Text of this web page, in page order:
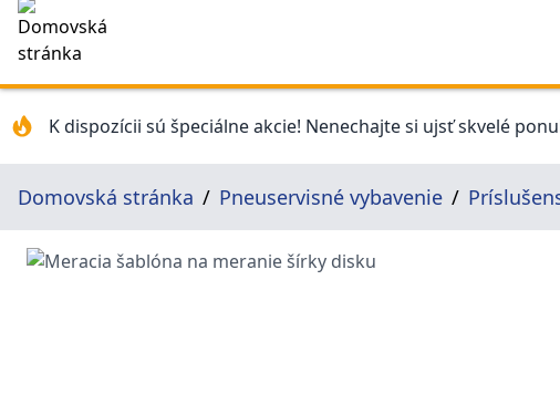
K dispozícii sú špeciálne akcie! Nenechajte si ujsť skvelé
Domovská stránka Pneuservisné vybavenie